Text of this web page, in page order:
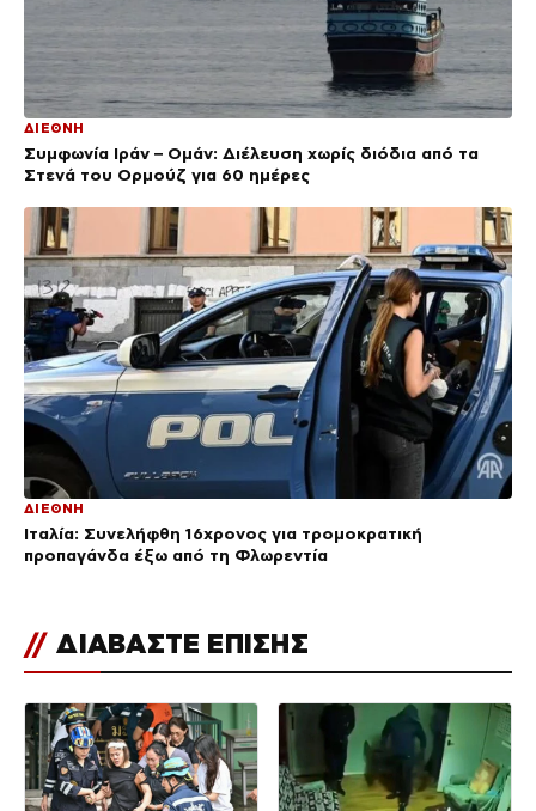
ΔΙΕΘΝΗ
Συμφωνία Ιράν – Ομάν: Διέλευση χωρίς διόδια από τα
Στενά του Ορμούζ για 60 ημέρες
ΔΙΕΘΝΗ
Ιταλία: Συνελήφθη 16χρονος για τρομοκρατική
προπαγάνδα έξω από τη Φλωρεντία
// ΔΙΑΒΑΣΤΕ ΕΠΙΣΗΣ